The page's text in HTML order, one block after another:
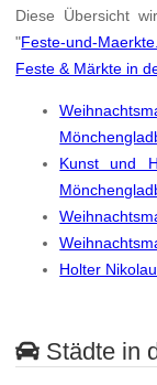
Diese Übersicht
"Feste-und-
Feste & Märkte in
Kunst und
Holter
Städte in